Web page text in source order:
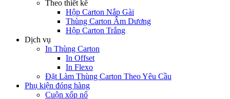
Theo thiết kế
Hộp Carton Nắp Gài
Thùng Carton Âm Dương
Hộp Carton Trắng
Dịch vụ
In Thùng Carton
In Offset
In Flexo
Đặt Làm Thùng Carton Theo Yêu Cầu
Phụ kiện đóng hàng
Cuộn xốp nổ